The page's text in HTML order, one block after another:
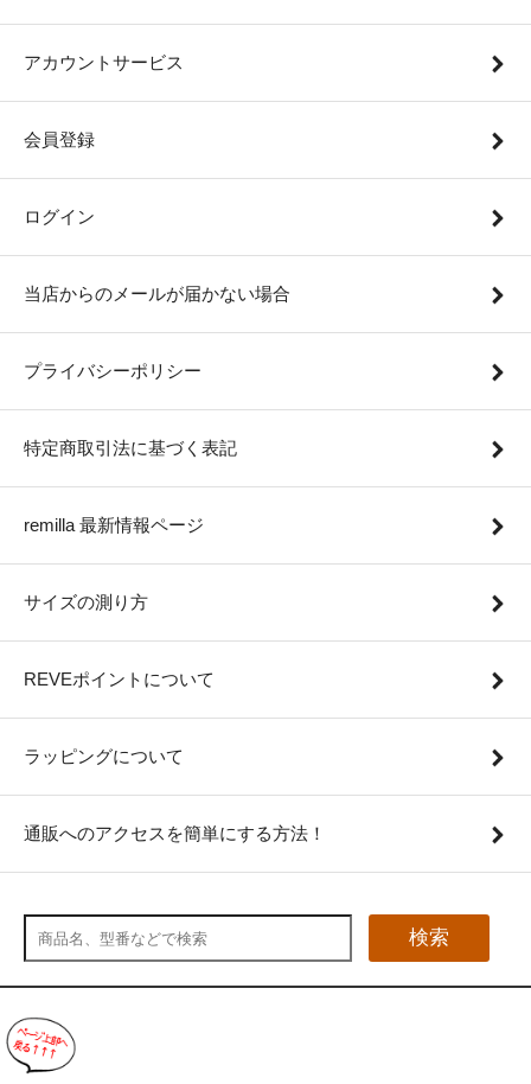
アカウントサービス
会員登録
ログイン
当店からのメールが届かない場合
プライバシーポリシー
特定商取引法に基づく表記
remilla 最新情報ページ
サイズの測り方
REVEポイントについて
ラッピングについて
通販へのアクセスを簡単にする方法！
検索